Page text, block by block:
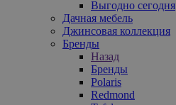
Выгодно сегодня
Дачная мебель
Джинсовая коллекция
Бренды
Назад
Бренды
Polaris
Redmond